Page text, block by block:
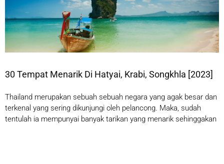
30 Tempat Menarik Di Hatyai, Krabi, Songkhla [2023]
Thailand merupakan sebuah sebuah negara yang agak besar dan
terkenal yang sering dikunjungi oleh pelancong. Maka, sudah
tentulah ia mempunyai banyak tarikan yang menarik sehinggakan